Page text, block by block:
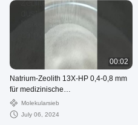
00:02
Natrium-Zeolith 13X-HP 0,4-0,8 mm
für medizinische
Sauerstoffkonzentratoren
Molekularsieb
July 06, 2024